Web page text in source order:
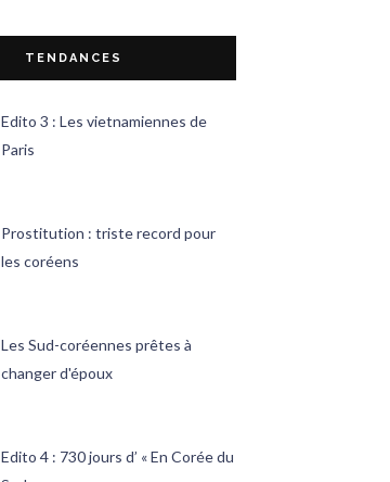
TENDANCES
Edito 3 : Les vietnamiennes de
Paris
Prostitution : triste record pour
les coréens
Les Sud-coréennes prêtes à
changer d'époux
Edito 4 : 730 jours d’ « En Corée du